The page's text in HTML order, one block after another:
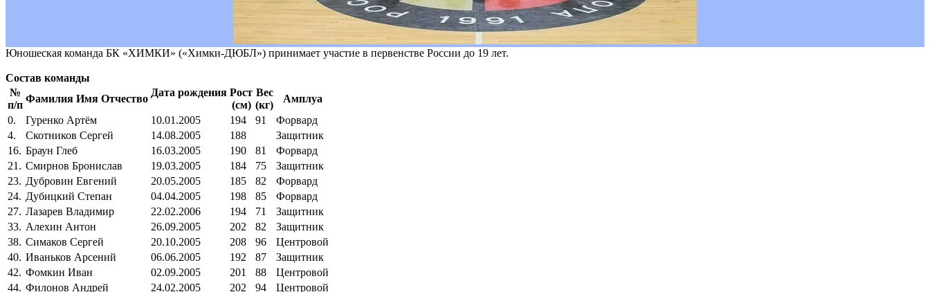
Юношеская команда БК «ХИМКИ» («Химки-ДЮБЛ») принимает участие в первенстве России до 19 лет.
Состав команды
№
п/п
Фамилия Имя Отчество
Дата рождения Рост
(см)
Вес
(кг)
Амплуа
0.
Гуренко Артём 10.01.2005 194 91
Форвард
4.
Скотников Сергей 14.08.2005 188
Защитник
16. Браун Глеб 16.03.2005 190 81
Форвард
21. Смирнов Бронислав 19.03.2005 184 75
Защитник
23. Дубровин Евгений 20.05.2005 185 82
Форвард
24. Дубицкий Степан 04.04.2005 198 85
Форвард
27. Лазарев Владимир 22.02.2006 194 71
Защитник
33. Алехин Антон 26.09.2005 202 82
Защитник
38. Симаков Сергей 20.10.2005 208 96
Центровой
40. Иваньков Арсений 06.06.2005 192 87
Защитник
42. Фомкин Иван 02.09.2005 201 88
Центровой
44. Филонов Андрей 24.02.2005 202 94 Центровой